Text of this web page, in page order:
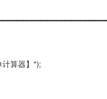
算器】");